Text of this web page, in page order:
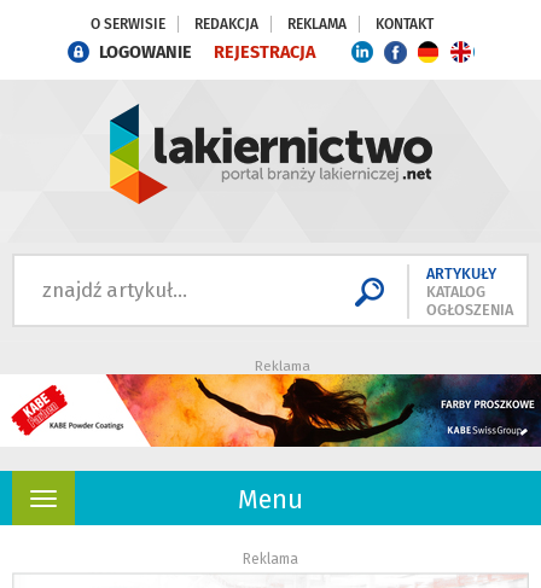
O SERWISIE REDAKCJA REKLAMA KONTAKT
LOGOWANIE REJESTRACJA
ARTYKUŁY
KATALOG
OGŁOSZENIA
Reklama
Menu
Rozwiń
Reklama